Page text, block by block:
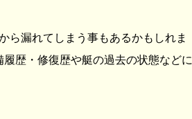
ら漏れてしまう事もあるかもしれま
歴・修復歴や艇の過去の状態などに